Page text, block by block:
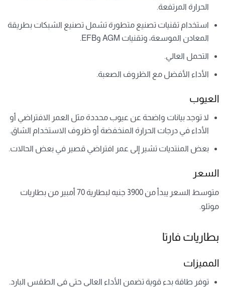
الحرارة المرتفعة.
استخدام تقنيات تصنيع متطورة تشمل تصنيع الشبكات بطريقة
المعادن الموسعة، وتقنيات AGM وEFB.
التحمل العالي.
الأداء الأفضل مع الظروف الصعبة.
العيوب
لا توجد بيانات واضحة عن عيوب محددة مثل العمر الافتراضي أو
الأداء في درجات الحرارة المنخفضة أو ظروف الاستخدام الشاق.
بعض المنتديات تشير إلى عمر افتراضي قصير في بعض الحالات.
السعر
متوسط السعر يبدأ من 3900 جنيه لبطارية 70 أمبير من بطاريات
موتلو.
بطاريات فارتا
المميزات
توفر طاقة بدء قوية تضمن الأداء العالي حتى في الطقس البارد.